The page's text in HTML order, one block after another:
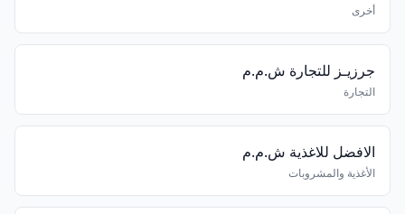
أخرى
جرزيـز للتجارة ش.م.م
التجارة
الافضل للاغذية ش.م.م
الأغذية والمشروبات